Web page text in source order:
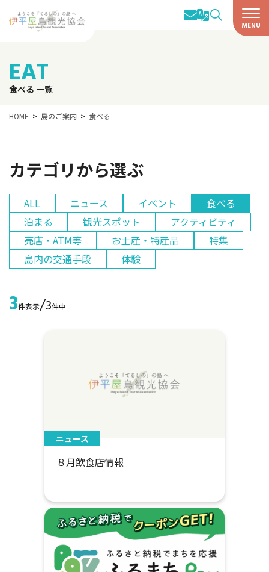
EAT
食べる 一覧
HOME 島のご案内 食べる
カテゴリから選ぶ
ALL ニュース イベント
食べる
泊まる
観光スポット
アクティビティ
売店・ATM等
お土産・特産品
特集
島内の交通手段
体験
3件表示/3件中
ニュース
８月飲食店情報